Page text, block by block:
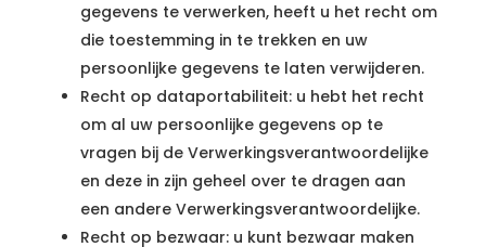
gegevens te verwerken, heeft u het recht om
die toestemming in te trekken en uw
persoonlijke gegevens te laten verwijderen.
Recht op dataportabiliteit: u hebt het recht
om al uw persoonlijke gegevens op te
vragen bij de Verwerkingsverantwoordelijke
en deze in zijn geheel over te dragen aan
een andere Verwerkingsverantwoordelijke.
Recht op bezwaar: u kunt bezwaar maken